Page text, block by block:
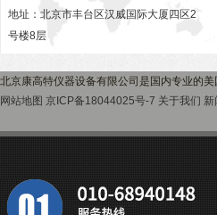
地址：北京市丰台区汉威国际大厦四区2
号楼8层
北京康高特仪器设备有限公司是国内专业的
网站地图 京ICP备18044025号-7 关于我们 新